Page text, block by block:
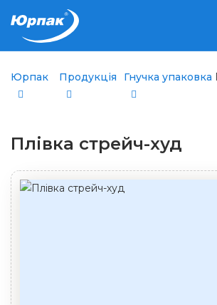
Юрпак Продукція Гнучка упаковка
Плівка стрейч-худ